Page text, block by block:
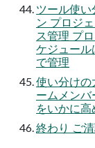
ツール使
ン プロジ
ス管理 プ
ケジュー
で管理
使い分けの
ームメン
をいかに
終わり ご